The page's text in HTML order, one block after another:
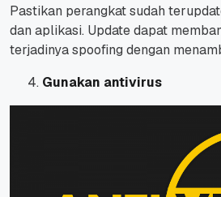
Pastikan perangkat sudah
dan aplikasi. Update dapat
terjadinya spoofing dengan
Gunakan antivirus